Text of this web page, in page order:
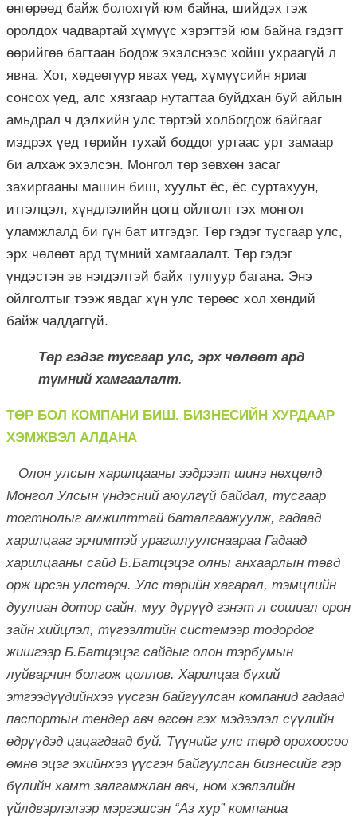
өнгөрөөд байж болохгүй юм байна, шийдэх гэж
оролдох чадвартай хүмүүс хэрэгтэй юм байна гэдэгт
өөрийгөө багтаан бодож эхэлснээс хойш ухраагүй л
явна. Хот, хөдөөгүүр явах үед, хүмүүсийн яриаг
сонсох үед, алс хязгаар нутагтаа буйдхан буй айлын
амьдрал ч дэлхийн улс төртэй холбогдож байгааг
мэдрэх үед төрийн тухай боддог уртаас урт замаар
би алхаж эхэлсэн. Монгол төр зөвхөн засаг
захиргааны машин биш, хуульт ёс, ёс суртахуун,
итгэлцэл, хүндлэлийн цогц ойлголт гэх монгол
уламжлалд би гүн бат итгэдэг. Төр гэдэг тусгаар улс,
эрх чөлөөт ард түмний хамгаалалт. Төр гэдэг
үндэстэн эв нэгдэлтэй байх тулгуур багана. Энэ
ойлголтыг тээж явдаг хүн улс төрөөс хол хөндий
байж чаддаггүй.
Төр гэдэг тусгаар улс, эрх чөлөөт ард
түмний хамгаалалт.
ТӨР БОЛ КОМПАНИ БИШ. БИЗНЕСИЙН ХУРДААР
ХЭМЖВЭЛ АЛДАНА
Олон улсын харилцааны ээдрээт шинэ нөхцөлд
Монгол Улсын үндэсний аюулгүй байдал, тусгаар
тогтнолыг амжилттай баталгаажуулж, гадаад
харилцааг эрчимтэй урагшлуулснаараа Гадаад
харилцааны сайд Б.Батцэцэг олны анхаарлын төвд
орж ирсэн улстөрч. Улс төрийн хагарал, тэмцлийн
дуулиан дотор сайн, муу дүрүүд гэнэт л сошиал орон
зайн хийцлэл, түгээлтийн системээр тодордог
жишгээр Б.Батцэцэг сайдыг олон тэрбумын
луйварчин болгож цоллов. Харилцаа бүхий
этгээдүүдийнхээ үүсгэн байгуулсан компанид гадаад
паспортын тендер авч өгсөн гэх мэдээлэл сүүлийн
өдрүүдэд цацагдаад буй. Түүнийг улс төрд орохоосоо
өмнө эцэг эхийнхээ үүсгэн байгуулсан бизнесийг гэр
бүлийн хамт залгамжлан авч, ном хэвлэлийн
үйлдвэрлэлээр мэргэшсэн “Аз хур” компаниа